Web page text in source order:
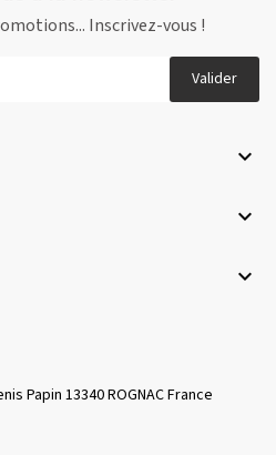
Inscrivez-vous !
Valider



Papin 13340 ROGNAC France